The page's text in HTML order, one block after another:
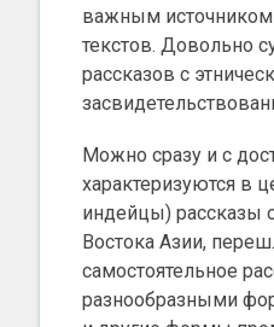
важным источником
текстов. Довольно
рассказов с
Можно сразу и с
характеризуются в
индейцы) рассказы
Востока Азии,
самостоятельное
разнообразными